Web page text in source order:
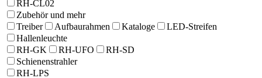
RH-CL02
Zubehör und mehr
Treiber
Aufbaurahmen Kataloge
LED-Streifen
Hallenleuchte
RH-GK
RH-UFO
RH-SD
Schienenstrahler
RH-LPS